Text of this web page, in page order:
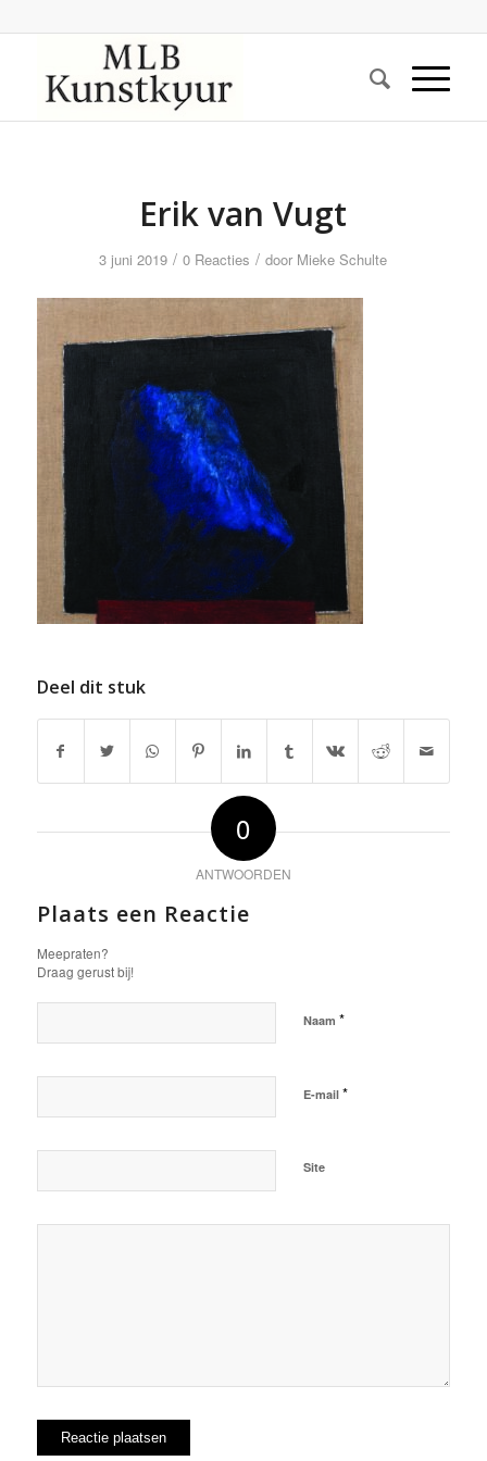
Erik van Vugt
3 juni 2019 / 0 Reacties / door Mieke Schulte
Deel dit stuk
0
ANTWOORDEN
Plaats een Reactie
Meepraten?
Draag gerust bij!
Naam *
E-mail *
Site